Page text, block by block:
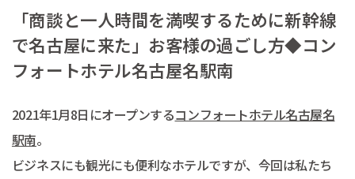
「商談と一人時間を満喫するために新幹線
で名古屋に来た」お客様の過ごし方◆コン
フォートホテル名古屋名駅南
2021年1月8日にオープンするコンフォートホテル名古屋名
駅南。
ビジネスにも観光にも便利なホテルですが、今回は私たち